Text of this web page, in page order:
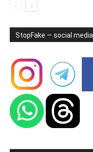
StopFake — social media